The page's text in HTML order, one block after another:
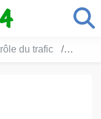
du trafic